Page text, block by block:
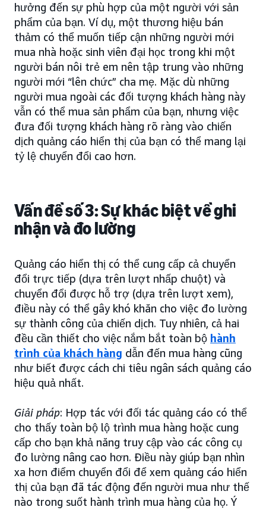
hưởng đến sự phù hợp của một người với sản
phẩm của bạn. Ví dụ, một thương hiệu bán
thảm có thể muốn tiếp cận những người mới
mua nhà hoặc sinh viên đại học trong khi một
người bán nôi trẻ em nên tập trung vào những
người mới “lên chức” cha mẹ. Mặc dù những
người mua ngoài các đối tượng khách hàng này
vẫn có thể mua sản phẩm của bạn, nhưng việc
đưa đối tượng khách hàng rõ ràng vào chiến
dịch quảng cáo hiển thị của bạn có thể mang lại
tỷ lệ chuyển đổi cao hơn.
Vấn đề số 3: Sự khác biệt về ghi
nhận và đo lường
Quảng cáo hiển thị có thể cung cấp cả chuyển
đổi trực tiếp (dựa trên lượt nhấp chuột) và
chuyển đổi được hỗ trợ (dựa trên lượt xem),
điều này có thể gây khó khăn cho việc đo lường
sự thành công của chiến dịch. Tuy nhiên, cả hai
đều cần thiết cho việc nắm bắt toàn bộ hành
trình của khách hàng dẫn đến mua hàng cũng
như biết được cách chi tiêu ngân sách quảng cáo
hiệu quả nhất.
Giải pháp: Hợp tác với đối tác quảng cáo có thể
cho thấy toàn bộ lộ trình mua hàng hoặc cung
cấp cho bạn khả năng truy cập vào các công cụ
đo lường nâng cao hơn. Điều này giúp bạn nhìn
xa hơn điểm chuyển đổi để xem quảng cáo hiển
thị của bạn đã tác động đến người mua như thế
nào trong suốt hành trình mua hàng của họ. Ý